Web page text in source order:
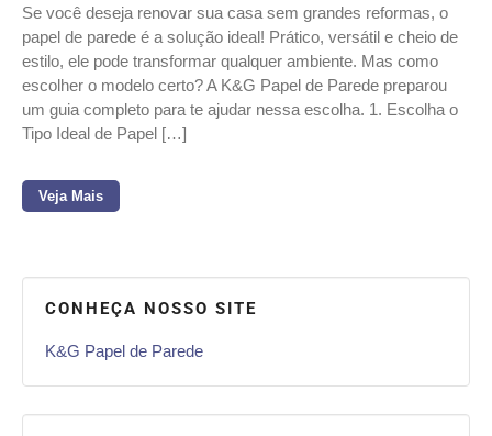
Se você deseja renovar sua casa sem grandes reformas, o
papel de parede é a solução ideal! Prático, versátil e cheio de
estilo, ele pode transformar qualquer ambiente. Mas como
escolher o modelo certo? A K&G Papel de Parede preparou
um guia completo para te ajudar nessa escolha. 1. Escolha o
Tipo Ideal de Papel […]
Veja Mais
CONHEÇA NOSSO SITE
K&G Papel de Parede